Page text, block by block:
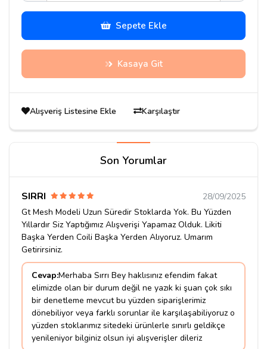
Sepete Ekle
Kasaya Git
Alışveriş Listesine Ekle Karşılaştır
Son Yorumlar
SIRRI
28/09/2025
Gt Mesh Modeli Uzun Süredir Stoklarda Yok. Bu Yüzden
Yıllardır Siz Yaptığımız Alışverişi Yapamaz Olduk. Likiti
Başka Yerden Coili Başka Yerden Alıyoruz. Umarım
Getirirsiniz.
Cevap:Merhaba Sırrı Bey haklısınız efendim fakat
elimizde olan bir durum değil ne yazık ki şuan çok sıkı
bir denetleme mevcut bu yüzden siparişlerimiz
dönebiliyor veya farklı sorunlar ile karşılaşabiliyoruz o
yüzden stoklarımız sitedeki ürünlerle sınırlı geldikçe
yenileniyor bilginiz olsun iyi alışverişler dileriz